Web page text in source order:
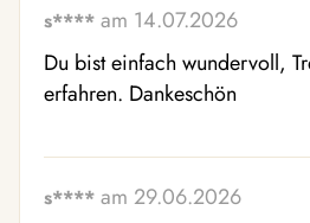
s**** am 14.07.2026
Du bist einfach wundervoll,
erfahren. Dankeschön
s**** am 29.06.2026